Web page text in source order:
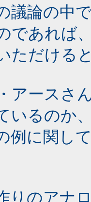
議論の中
であれば
ただける
ースさ
いるのか
例に関し
のアナ